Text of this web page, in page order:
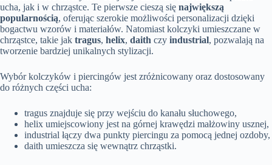
ucha, jak i w chrząstce. Te pierwsze cieszą się największą
popularnością, oferując szerokie możliwości personalizacji dzięki
bogactwu wzorów i materiałów. Natomiast kolczyki umieszczane w
chrząstce, takie jak tragus, helix, daith czy industrial, pozwalają na
tworzenie bardziej unikalnych stylizacji.
Wybór kolczyków i piercingów jest zróżnicowany oraz dostosowany
do różnych części ucha:
tragus znajduje się przy wejściu do kanału słuchowego,
helix umiejscowiony jest na górnej krawędzi małżowiny usznej,
industrial łączy dwa punkty piercingu za pomocą jednej ozdoby,
daith umieszcza się wewnątrz chrząstki.